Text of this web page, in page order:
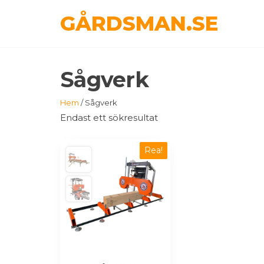
GÅRDSMAN.SE
Sågverk
Hem / Sågverk
Endast ett sökresultat
Rea!